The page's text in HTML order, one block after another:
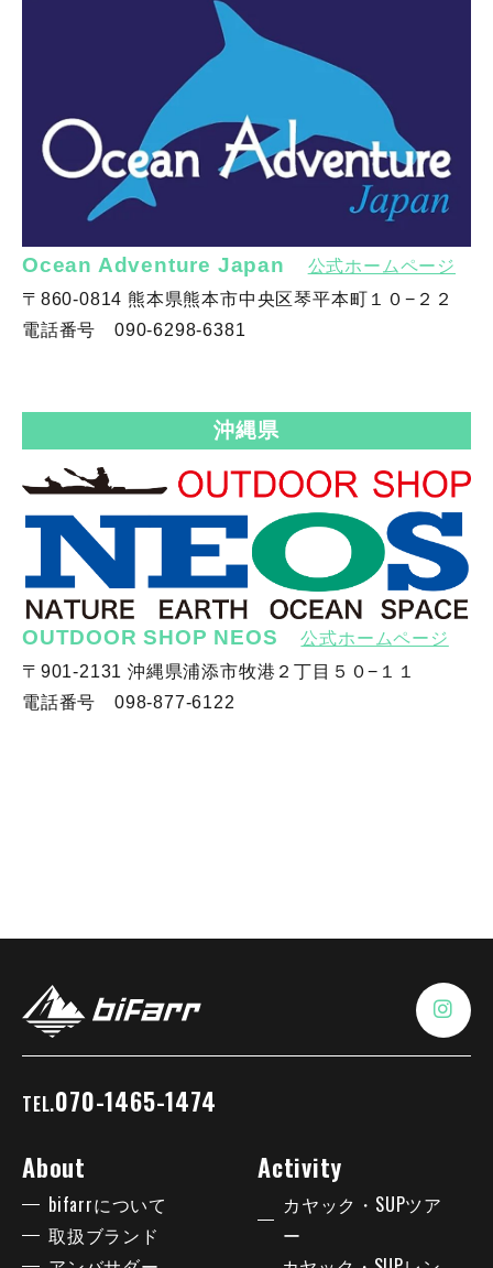
Ocean Adventure Japan
公式ホームページ
〒860-0814 熊本県熊本市中央区琴平本町１０−２２
電話番号 090-6298-6381
沖縄県
OUTDOOR SHOP NEOS
公式ホームページ
〒901-2131 沖縄県浦添市牧港２丁目５０−１１
電話番号 098-877-6122
About
bifarrについて
取扱ブランド
Activity
カヤック・SUPツア
ー
TEL.070-1465-1474